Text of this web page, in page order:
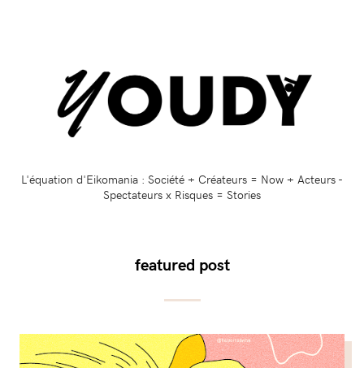
L'équation d'Eikomania : Société + Créateurs = Now + Acteurs -
Spectateurs x Risques = Stories
featured post